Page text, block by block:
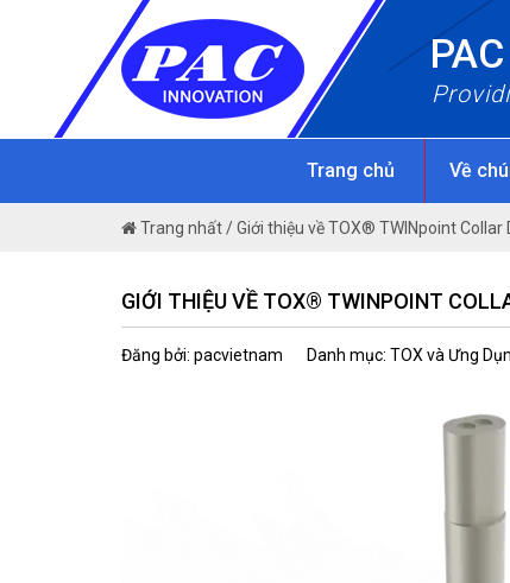
Trang chủ Về
Trang nhất/Giới thiệu về TOX® TWINpoint Collar
GIỚI THIỆU VỀ TOX® TWINPOINT
Đăng bởi: pacvietnam Danh mục: TOX và Ưng